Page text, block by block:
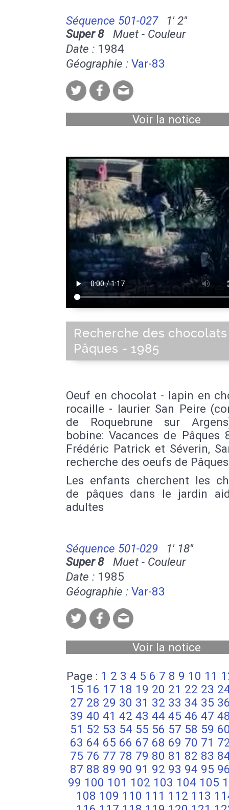
Séquence 501-027
1' 2''
Super 8Muet - Couleur
Date : 1984
Géographie : Var-83
Voir la notice
Recherche des
Pâques - 1985
Oeuf en chocolat - lapin en
rocaille - laurier San Peire
de Roquebrune sur
bobine: Vacances de Pâques
Frédéric Patrick et Séverin,
recherche des oeufs de Pâques
Les enfants cherchent les
de pâques dans le jardin
adultes
Séquence 501-029
1' 18''
Super 8Muet - Couleur
Date : 1985
Géographie : Var-83
Voir la notice
Page : 1 2 3 4 5 6 7 8 9 10 11
15 16 17 18 19 20 21 22 23
27 28 29 30 31 32 33 34 35
39 40 41 42 43 44 45 46 47
51 52 53 54 55 56 57 58 59
63 64 65 66 67 68 69 70 71
75 76 77 78 79 80 81 82 83
87 88 89 90 91 92 93 94 95
99 100 101 102 103 104 105
108 109 110 111 112 113